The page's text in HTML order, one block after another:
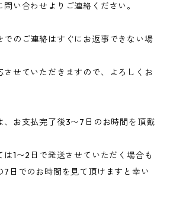
い合わせよりご連絡ください。
でのご連絡はすぐにお返事できない場
させていただきますので、よろしくお
、お支払完了後3〜7日のお時間を頂戴
は1〜2日で発送させていただく場合も
7日でのお時間を見て頂けますと幸い